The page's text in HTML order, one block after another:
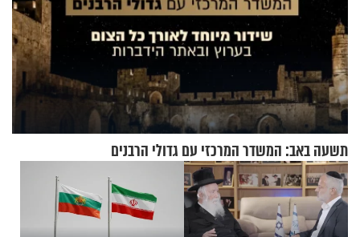
תשעה באב: המשדר המרכזי עם גדולי הרבנים